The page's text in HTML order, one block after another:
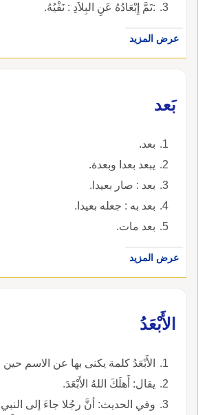
:تَمَّ إِبْعَادُهُ عَنِ البِلاَدِ : نَفْيُهُ.
عرض المزيد
بَعد
بعد.
يبعد بعدا وبعدة.
بعد : صار بعيدا.
بعد به : جعله بعيدا.
بعد مات.
عرض المزيد
الأَبْعَدُ
الأَبْعَدُ كلمة يكنى بها عن الاسم حين
يقال: أَهلَكَ اللهُ الأَبْعَدَ.
وفي الحديث: أنَّ رجُلا جاءَ إلى